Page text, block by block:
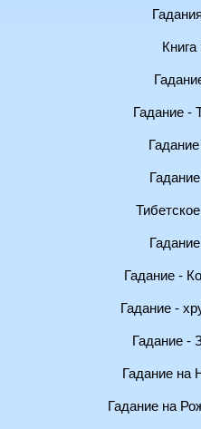
Гадание -
Гадание -
Гадание -
Гадание -
Гадание на
Гадание на